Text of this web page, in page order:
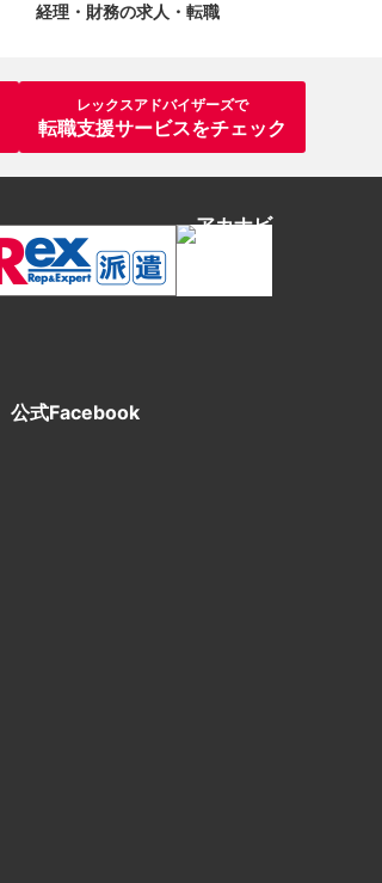
経理・財務の求人・転職
レックスアドバイザーズで
転職支援サービスをチェック
公式Facebook